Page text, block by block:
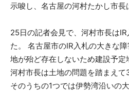
示唆し、名古屋の河村たかし市長
25日の記者会見で、河村市長は
た。 名古屋市のIR入札の大きな
地が殆ど存在しないため建設予定
河村市長は土地の問題を踏まえて
そのうちの1つでは伊勢湾沿いの